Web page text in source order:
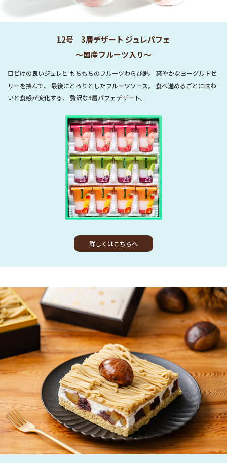
12号 3層デザート ジュレパフェ
～国産フルーツ入り～
口どけの良いジュレと もちもちのフルーツわらび餅。 爽やかなヨーグルトゼ
リーを挟んで、 最後にとろりとしたフルーツソース。 食べ進めるごとに味わ
いと食感が変化する、 贅沢な3層パフェデザート。
詳しくはこちらへ